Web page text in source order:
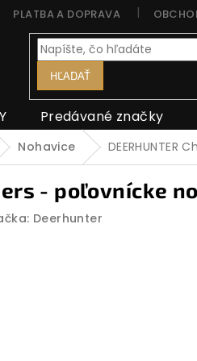
PLATBA A DOPRAVA
HĽADAŤ
Predávané značky
Nohavice
- poľovnícke
Deerhunter